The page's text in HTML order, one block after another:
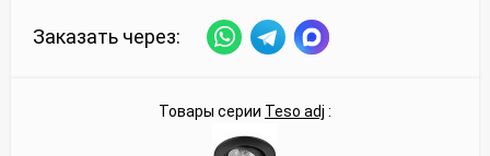
Заказать через:
Товары серии Teso adj :